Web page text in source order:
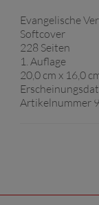
Evangelische
Softcover
228 Seiten
1. Auflage
20,0 cm x 16,0
Artikelnummer